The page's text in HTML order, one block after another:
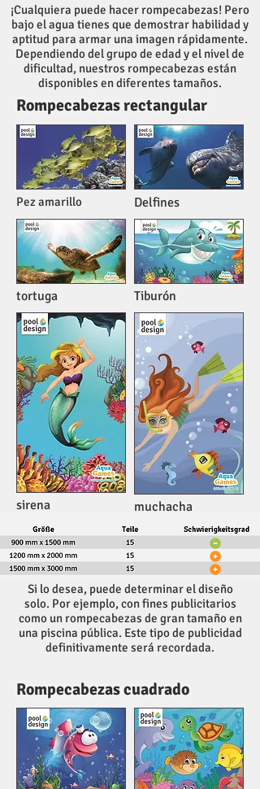
¡Cualquiera puede hacer rompecabezas! Pero
bajo el agua tienes que demostrar habilidad y
aptitud para armar una imagen rápidamente.
Dependiendo del grupo de edad y el nivel de
dificultad, nuestros rompecabezas están
disponibles en diferentes tamaños.
Rompecabezas rectangular
Pez amarillo Delfines
tortuga Tiburón
sirena muchacha
Si lo desea, puede determinar el diseño
solo. Por ejemplo, con fines publicitarios
como un rompecabezas de gran tamaño en
una piscina pública. Este tipo de publicidad
definitivamente será recordada.
Rompecabezas cuadrado